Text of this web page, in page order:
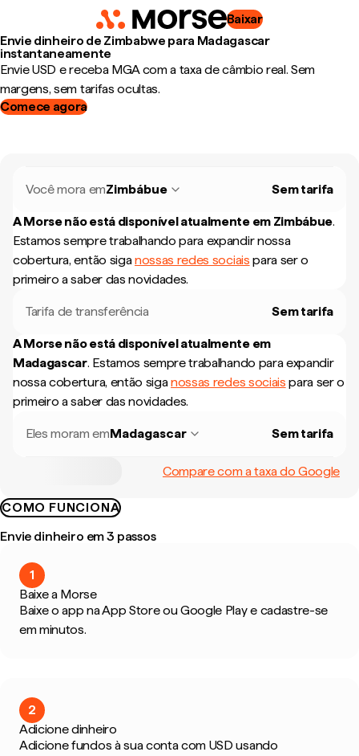
Baixar
Envie dinheiro de Zimbabwe para Madagascar
instantaneamente
Envie USD e receba MGA com a taxa de câmbio real. Sem
margens, sem tarifas ocultas.
Comece agora
Você mora emZimbábue Sem tarifa
A Morse não está disponível atualmente em Zimbábue.
Estamos sempre trabalhando para expandir nossa
cobertura, então siganossas redes sociais para ser o
primeiro a saber das novidades.
Tarifa de transferência Sem tarifa
A Morse não está disponível atualmente em
Madagascar. Estamos sempre trabalhando para expandir
nossa cobertura, então siganossas redes sociais para ser o
primeiro a saber das novidades.
Eles moram emMadagascar Sem tarifa
Compare com a taxa do Google
COMO FUNCIONA
Envie dinheiro em 3 passos
1
Baixe a Morse
Baixe o app na App Store ou Google Play e cadastre-se
em minutos.
2
Adicione dinheiro
Adicione fundos à sua conta com USD usando